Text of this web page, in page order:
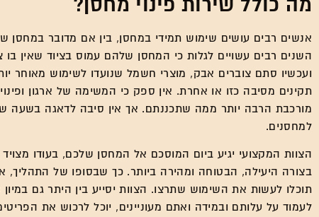
אנשים רבים עושים שימוש תמידי במחסן, בין אם מדובר במחסן
השנים רבים עשויים לגלות כי המחסן שלהם עמוס בציוד שאין
ועכשיו סתם צוברים אבק, מוצרי חשמל שנועדו לשימוש מאוחר
תקינים מסיבה כזו או אחרת. אין ספק כי המשימה של ארגון
מורכבת הרבה יותר ממה שתכננתם. אך אין סיבה לדאגה בשעה
למחסנים.
הצוות המקצועי יגיע ביום המוסכם אל המחסן שלכם, בעודו
בצורה היעילה, הבטוחה ומהירה ביותר. כך שבסופו של התהליך,
תוכלו לעשות את השימוש שתרצו. הצוות יסייע בין היתר גם
לעמוד על עלותם ובמידה ואתם מעוניינים, יוכל לרכוש את